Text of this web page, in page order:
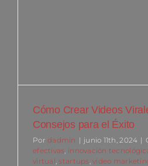
Cómo Crear Videos
Consejos para el Éxito
Pordadmin | junio 11th, 2024 |
efectivas innovación
virtual ,startups ,video